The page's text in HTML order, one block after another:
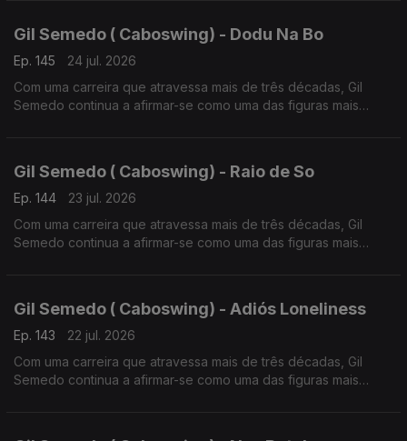
Gil Semedo ( Caboswing) - Dodu Na Bo
Ep. 145
24 jul. 2026
Com uma carreira que atravessa mais de três décadas, Gil
Semedo continua a afirmar-se como uma das figuras mais
Gil Semedo ( Caboswing) - Raio de So
Ep. 144
23 jul. 2026
Com uma carreira que atravessa mais de três décadas, Gil
Semedo continua a afirmar-se como uma das figuras mais
Gil Semedo ( Caboswing) - Adiós Loneliness
Ep. 143
22 jul. 2026
Com uma carreira que atravessa mais de três décadas, Gil
Semedo continua a afirmar-se como uma das figuras mais